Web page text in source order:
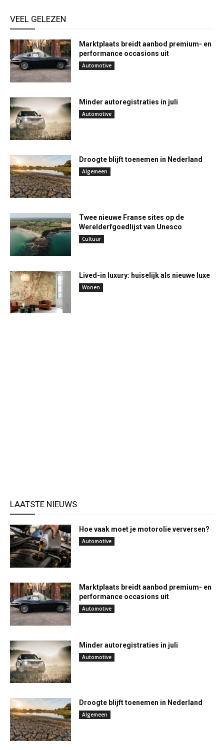
VEEL GELEZEN
Marktplaats breidt aanbod premium- en
performance occasions uit
Automotive
Minder autoregistraties in juli
Automotive
Droogte blijft toenemen in Nederland
Algemeen
Twee nieuwe Franse sites op de
Werelderfgoedlijst van Unesco
Cultuur
Lived-in luxury: huiselijk als nieuwe luxe
Wonen
LAATSTE NIEUWS
Hoe vaak moet je motorolie verversen?
Automotive
Marktplaats breidt aanbod premium- en
performance occasions uit
Automotive
Minder autoregistraties in juli
Automotive
Droogte blijft toenemen in Nederland
Algemeen